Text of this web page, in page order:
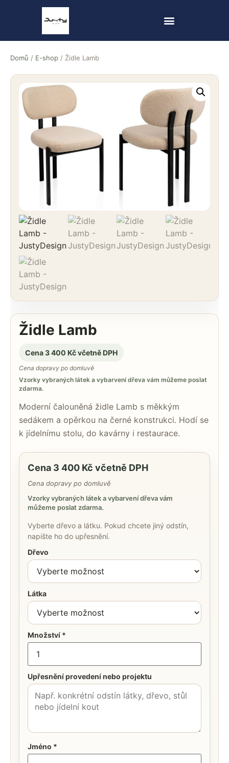
Domů / E-shop / Židle Lamb
Židle Lamb
Cena 3 400 Kč včetně DPH
Cena dopravy po domluvě
Vzorky vybraných látek a vybarvení dřeva vám můžeme poslat
zdarma.
Moderní čalouněná židle Lamb s měkkým
sedákem a opěrkou na černé konstrukci. Hodí se
k jídelnímu stolu, do kavárny i restaurace.
Cena 3 400 Kč včetně DPH
Cena dopravy po domluvě
Vzorky vybraných látek a vybarvení dřeva vám
můžeme poslat zdarma.
Vyberte dřevo a látku. Pokud chcete jiný odstín,
napište ho do upřesnění.
Dřevo
Látka
Množství *
Upřesnění provedení nebo projektu
Jméno *